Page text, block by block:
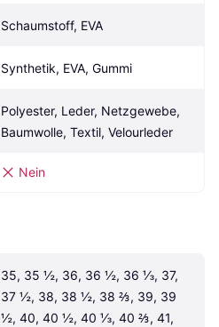
Schaumstoff, EVA
Synthetik, EVA, Gummi
Polyester, Leder, Netzgewebe,
Baumwolle, Textil, Velourleder
Nein
35, 35 ½, 36, 36 ½, 36 ⅓, 37,
37 ½, 38, 38 ½, 38 ⅔, 39, 39
½, 40, 40 ½, 40 ⅓, 40 ⅔, 41,